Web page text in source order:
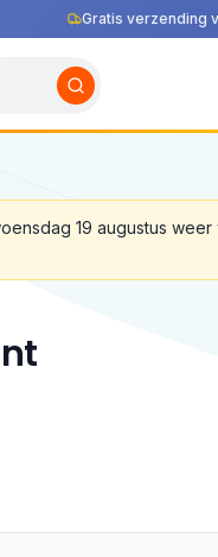
Gratis verzending
19 augustus